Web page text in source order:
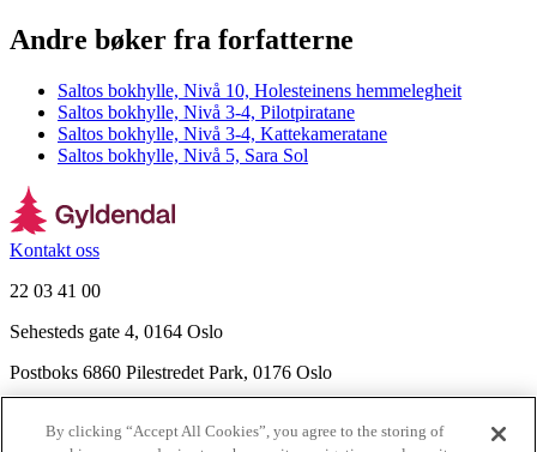
Andre bøker fra forfatterne
Saltos bokhylle, Nivå 10, Holesteinens hemmelegheit
Saltos bokhylle, Nivå 3-4, Pilotpiratane
Saltos bokhylle, Nivå 3-4, Kattekameratane
Saltos bokhylle, Nivå 5, Sara Sol
Kontakt oss
22 03 41 00
Sehesteds gate 4, 0164 Oslo
Postboks 6860 Pilestredet Park, 0176 Oslo
By clicking “Accept All Cookies”, you agree to the storing of